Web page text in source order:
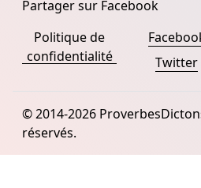
Partager sur Facebook
Politique de
confidentialité
Twitter
© 2014-2026
réservés.